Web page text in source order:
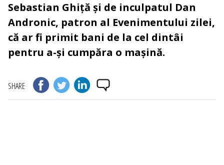
Sebastian Ghiță și de inculpatul Dan
Andronic, patron al Evenimentului zilei,
că ar fi primit bani de la cel dintâi
pentru a-și cumpăra o mașină.
SHARE